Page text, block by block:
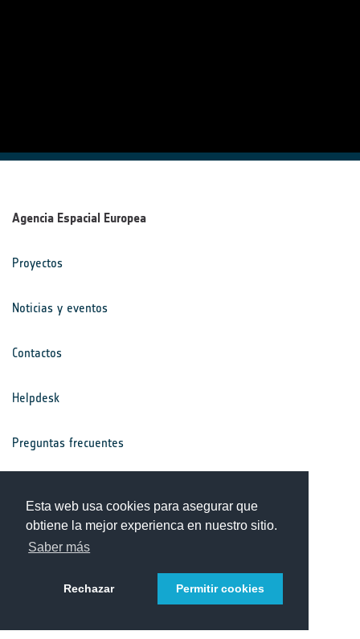
Esta web usa cookies para asegurar que
obtiene la mejor experienca en nuestro sitio.
Saber más
Rechazar Permitir cookies
Agencia Espacial Europea
Proyectos
Noticias y eventos
Contactos
Helpdesk
Preguntas frecuentes
Aviso de privacidad